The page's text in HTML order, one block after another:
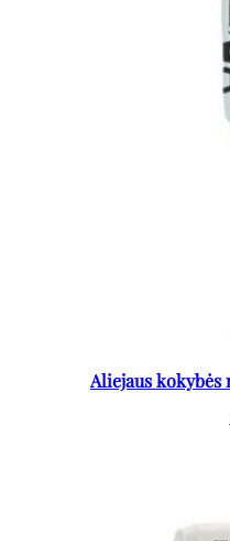
Aliejaus